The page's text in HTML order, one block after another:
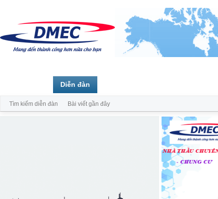
Diễn đàn
Tìm kiếm diễn đàn Bài viết gần đây